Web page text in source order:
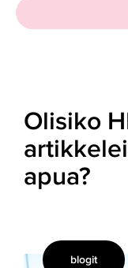
Olisiko
apua?
Mitä blogit